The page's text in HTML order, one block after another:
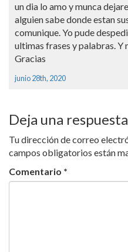
un dia lo amo y munca
alguien sabe donde estan
comunique. Yo pude
ultimas frases y palabras. Y
Gracias
junio 28th, 2020
Deja una respuesta
Tu dirección de correo
campos obligatorios están
Comentario *